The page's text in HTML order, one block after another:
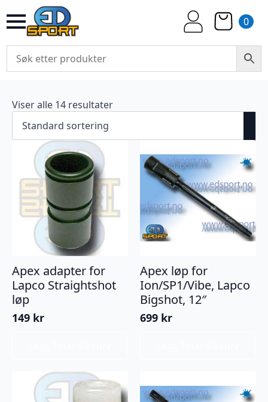
0
Viser alle 14 resultater
Apex adapter for
Lapco Straightshot
løp
149 kr
Apex løp for
Ion/SP1/Vibe, Lapco
Bigshot, 12″
699 kr